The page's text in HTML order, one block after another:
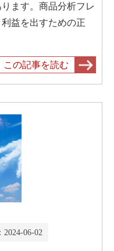
ます。商品分析フレ
益を出すための正
この記事を読む
2024-06-02